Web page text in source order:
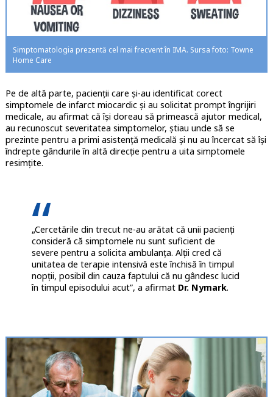
Simptomatologia prezentă cel mai frecvent în IMA. Sursa foto: Towne
Home Care
Pe de altă parte, pacienții care și-au identificat corect
simptomele de infarct miocardic și au solicitat prompt îngrijiri
medicale, au afirmat că își doreau să primească ajutor medical,
au recunoscut severitatea simptomelor, știau unde să se
prezinte pentru a primi asistență medicală și nu au încercat să își
îndrepte gândurile în altă direcție pentru a uita simptomele
resimțite.
„Cercetările din trecut ne-au arătat că unii pacienți
consideră că simptomele nu sunt suficient de
severe pentru a solicita ambulanța. Alții cred că
unitatea de terapie intensivă este închisă în timpul
nopții, posibil din cauza faptului că nu gândesc lucid
în timpul episodului acut”, a afirmat Dr. Nymark.